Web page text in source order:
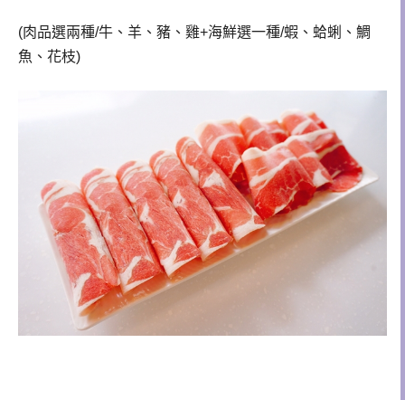
(肉品選兩種/牛、羊、豬、雞+海鮮選一種/蝦、蛤蜊、鯛
魚、花枝)